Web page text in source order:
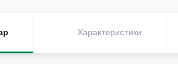
Характеристики